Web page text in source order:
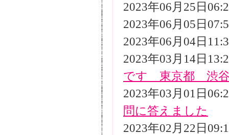
2023年06月25日
2023年06月05日
2023年06月04日
2023年03月14日
です 東京都 渋
2023年03月01日
問に答えました
2023年02月22日